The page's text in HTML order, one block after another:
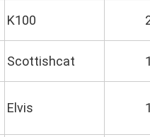
K100
Scottishcat
Elvis